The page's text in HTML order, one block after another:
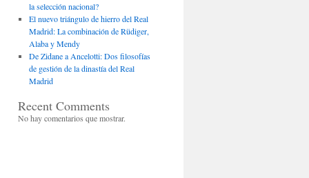
la selección nacional?
El nuevo triángulo de hierro del Real
Madrid: La combinación de Rüdiger,
Alaba y Mendy
De Zidane a Ancelotti: Dos filosofías
de gestión de la dinastía del Real
Madrid
Recent Comments
No hay comentarios que mostrar.